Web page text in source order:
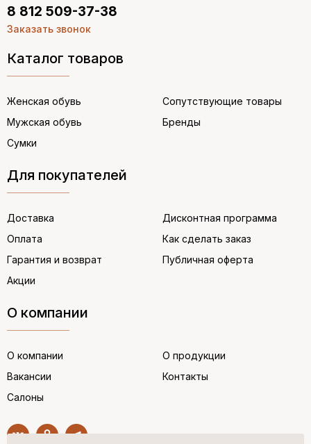
Каталог товаров
Женская обувь
Мужская обувь
Сумки
Сопутствующие товары
Бренды
Для покупателей
Доставка
Оплата
Гарантия и возврат
Акции
Дисконтная программа
Как сделать заказ
Публичная оферта
О компании
О компании
Вакансии
Салоны
О продукции
Контакты
8 812 509-37-38
Заказать звонок